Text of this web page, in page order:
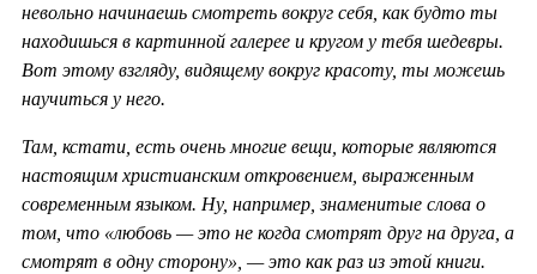
невольно начинаешь смотреть вокруг себя, как будто ты
находишься в картинной галерее и кругом у тебя шедевры.
Вот этому взгляду, видящему вокруг красоту, ты можешь
научиться у него.
Там, кстати, есть очень многие вещи, которые являются
настоящим христианским откровением, выраженным
современным языком. Ну, например, знаменитые слова о
том, что «любовь — это не когда смотрят друг на друга, а
смотрят в одну сторону», — это как раз из этой книги.